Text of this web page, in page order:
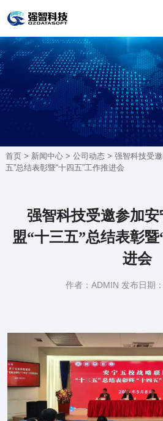
首页 > 新闻中心> 公司动态> 强智科技受邀
五”总结表彰暨“十四五”工作推进会
强智科技受邀参加
盟“十三五”总结表彰
进会
作者：ADMIN 发布日期